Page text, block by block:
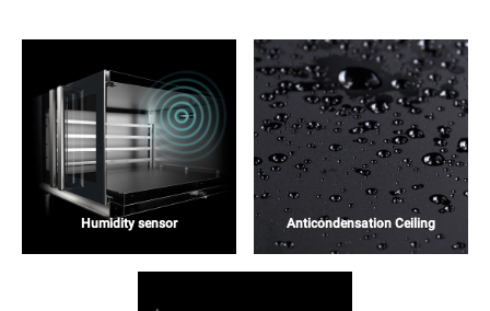
Humidity sensor Anticondensation Ceiling